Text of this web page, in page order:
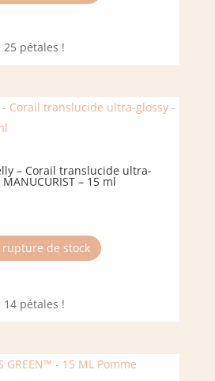
25 pétales !
– Corail translucide ultra-
– 15 ml
rupture de stock
14 pétales !